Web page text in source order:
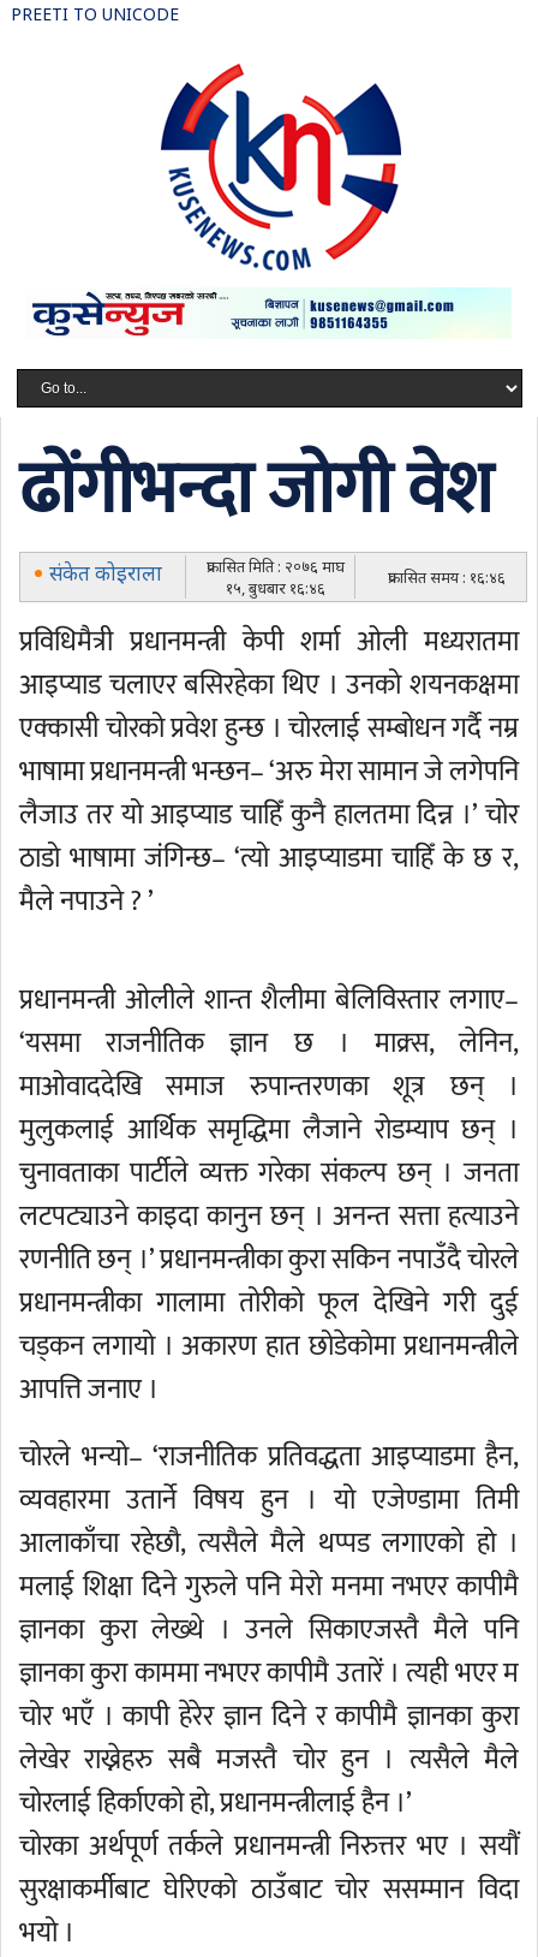
PREETI TO UNICODE
ढोंगीभन्दा जोगी वेश
संकेत कोइराला
प्रकासित मिति : २०७६ माघ
१५, बुधबार १६:४६
प्रकासित समय : १६:४६
प्रविधिमैत्री प्रधानमन्त्री केपी शर्मा ओली मध्यरातमा
आइप्याड चलाएर बसिरहेका थिए । उनको शयनकक्षमा
एक्कासी चोरको प्रवेश हुन्छ । चोरलाई सम्बोधन गर्दै नम्र
भाषामा प्रधानमन्त्री भन्छन– ‘अरु मेरा सामान जे लगेपनि
लैजाउ तर यो आइप्याड चाहिँ कुनै हालतमा दिन्न ।’ चोर
ठाडो भाषामा जंगिन्छ– ‘त्यो आइप्याडमा चाहिँ के छ र,
मैले नपाउने ? ’
प्रधानमन्त्री ओलीले शान्त शैलीमा बेलिविस्तार लगाए–
‘यसमा राजनीतिक ज्ञान छ । माक्र्स, लेनिन,
माओवाददेखि समाज रुपान्तरणका शूत्र छन् ।
मुलुकलाई आर्थिक समृद्धिमा लैजाने रोडम्याप छन् ।
चुनावताका पार्टीले व्यक्त गरेका संकल्प छन् । जनता
लटपट्याउने काइदा कानुन छन् । अनन्त सत्ता हत्याउने
रणनीति छन् ।’ प्रधानमन्त्रीका कुरा सकिन नपाउँदै चोरले
प्रधानमन्त्रीका गालामा तोरीको फूल देखिने गरी दुई
चड्कन लगायो । अकारण हात छोडेकोमा प्रधानमन्त्रीले
आपत्ति जनाए ।
चोरले भन्यो– ‘राजनीतिक प्रतिवद्धता आइप्याडमा हैन,
व्यवहारमा उतार्ने विषय हुन । यो एजेण्डामा तिमी
आलाकाँचा रहेछौ, त्यसैले मैले थप्पड लगाएको हो ।
मलाई शिक्षा दिने गुरुले पनि मेरो मनमा नभएर कापीमै
ज्ञानका कुरा लेख्थे । उनले सिकाएजस्तै मैले पनि
ज्ञानका कुरा काममा नभएर कापीमै उतारें । त्यही भएर म
चोर भएँ । कापी हेरेर ज्ञान दिने र कापीमै ज्ञानका कुरा
लेखेर राख्नेहरु सबै मजस्तै चोर हुन । त्यसैले मैले
चोरलाई हिर्काएको हो, प्रधानमन्त्रीलाई हैन ।’
चोरका अर्थपूर्ण तर्कले प्रधानमन्त्री निरुत्तर भए । सयौं
सुरक्षाकर्मीबाट घेरिएको ठाउँबाट चोर ससम्मान विदा
भयो ।